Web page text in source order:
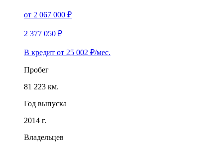
от 2 067 000 ₽
2 377 050 ₽
В кредит от 25 002 ₽/мес.
Пробег
81 223 км.
Год выпуска
2014 г.
Владельцев